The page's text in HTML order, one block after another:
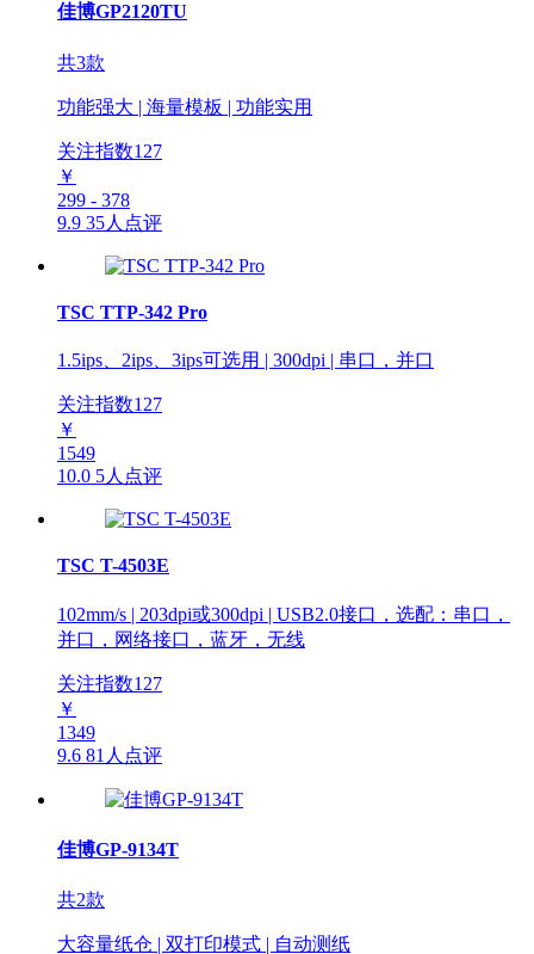
佳博GP2120TU
共3款
功能强大 | 海量模板 | 功能实用
关注指数127
￥
299 - 378
9.9 35人点评
TSC TTP-342 Pro
1.5ips、2ips、3ips可选用 | 300dpi | 串口，并口
关注指数127
￥
1549
10.0 5人点评
TSC T-4503E
102mm/s | 203dpi或300dpi | USB2.0接口，选配：串口，
并口，网络接口，蓝牙，无线
关注指数127
￥
1349
9.6 81人点评
佳博GP-9134T
共2款
大容量纸仓 | 双打印模式 | 自动测纸